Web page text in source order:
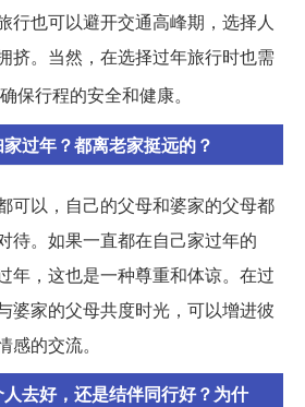
行也可以避开交通高峰期，选择人
挤。当然，在选择过年旅行时也需
保行程的安全和健康。
过年？都离老家挺远的？
可以，自己的父母和婆家的父母都
待。如果一直都在自己家过年的
年，这也是一种尊重和体谅。在过
婆家的父母共度时光，可以增进彼
的交流。
去好，还是结伴同行好？为什